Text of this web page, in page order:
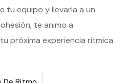
tu equipo y llevarla a un
te animo a
próxima experiencia rítmica